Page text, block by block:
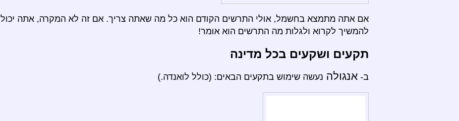
אם אתה מתמצא בחשמל, אולי התרשים הקודם הוא כל מה שאתה צריך. אם זה לא המקרה, אתה יכול
להמשיך לקרוא ולגלות מה התרשים הוא אומר!
תקעים ושקעים בכל מדינה
ב- אנגולה נעשה שימוש בתקעים הבאים: (כולל לואנדה.)